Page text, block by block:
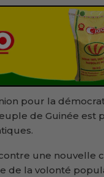
pour la
de Guinée est
contre une nouvelle
de la volonté